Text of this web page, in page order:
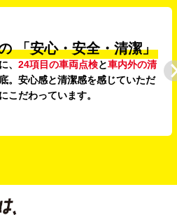
「安心・安全・清潔」
、 24項目の車両点検と車内外の清
。安心感と清潔感を感じていただ
こだわっています。